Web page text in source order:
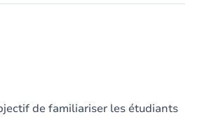
de familiariser les étudiants